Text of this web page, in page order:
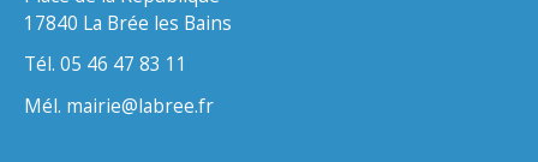
17840 La Brée les Bains
Tél. 05 46 47 83 11
Mél. mairie@labree.fr